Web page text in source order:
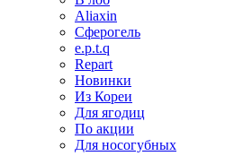
Aliaxin
Сферогель
e.p.t.q
Repart
Новинки
Из Кореи
Для ягодиц
По акции
Для носогубных